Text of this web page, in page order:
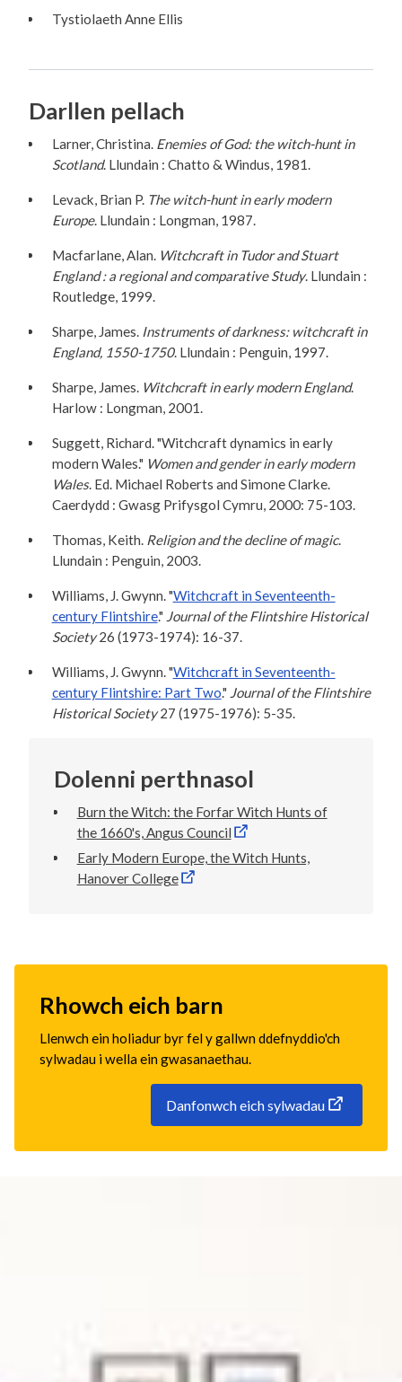
Tystiolaeth Anne Ellis
Darllen pellach
Larner, Christina. Enemies of God: the witch-hunt in
Scotland. Llundain : Chatto & Windus, 1981.
Levack, Brian P. The witch-hunt in early modern
Europe. Llundain : Longman, 1987.
Macfarlane, Alan. Witchcraft in Tudor and Stuart
England : a regional and comparative Study. Llundain :
Routledge, 1999.
Sharpe, James. Instruments of darkness: witchcraft in
England, 1550-1750. Llundain : Penguin, 1997.
Sharpe, James. Witchcraft in early modern England.
Harlow : Longman, 2001.
Suggett, Richard. "Witchcraft dynamics in early
modern Wales." Women and gender in early modern
Wales. Ed. Michael Roberts and Simone Clarke.
Caerdydd : Gwasg Prifysgol Cymru, 2000: 75-103.
Thomas, Keith. Religion and the decline of magic.
Llundain : Penguin, 2003.
Williams, J. Gwynn. "Witchcraft in Seventeenth-
century Flintshire." Journal of the Flintshire Historical
Society26 (1973-1974): 16-37.
Williams, J. Gwynn. "Witchcraft in Seventeenth-
century Flintshire: Part Two." Journal of the Flintshire
Historical Society27 (1975-1976): 5-35.
Dolenni perthnasol
Burn the Witch: the Forfar Witch Hunts of
the 1660's, Angus Council
Early Modern Europe, the Witch Hunts,
Hanover College
Rhowch eich barn
Llenwch ein holiadur byr fel y gallwn ddefnyddio'ch
sylwadau i wella ein gwasanaethau.
Danfonwch eich sylwadau